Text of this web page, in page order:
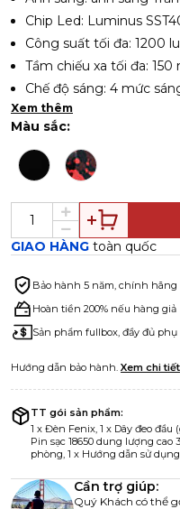
Cần trợ giúp:
Quý Khách có thể
Chip Led: Luminus
Công suất tối đa: 1200
Tầm chiếu xa tối đa: 150
Chế độ sáng: 4 mức
độ nháy đỏ.
Thời lượng tối đa: 60 giờ
Cường độ sáng: 5590 cd
Pin: pin li-ion 18650
Kiểu sạc: cổng Type C
Chất liệu: Hợp kim
Trọng lượng: 125 gram.
Tiêu chuẩn chống nước:
Chống chịu va đập: tối
Xem thêm
Màu sắc:
GIAO HÀNG toàn quốc
Bảo hành 5 năm, chính hãng
Hoàn tiền 200% nếu hàng giả
Sản phẩm fullbox, đầy đủ
Hướng dẫn bảo hành. Xem chi tiết
TT gói sản phẩm:
1 x Đèn Fenix, 1 x Dây đeo đầu
Pin sạc 18650 dung lượng cao
phòng, 1 x Hướng dẫn sử dụng